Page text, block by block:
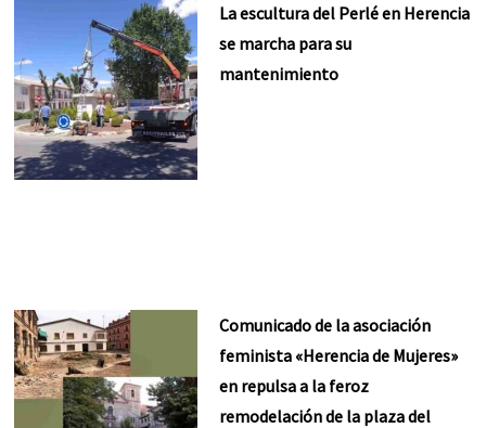
La escultura del Perlé en Herencia
se marcha para su
mantenimiento
Comunicado de la asociación
feminista «Herencia de Mujeres»
en repulsa a la feroz
remodelación de la plaza del